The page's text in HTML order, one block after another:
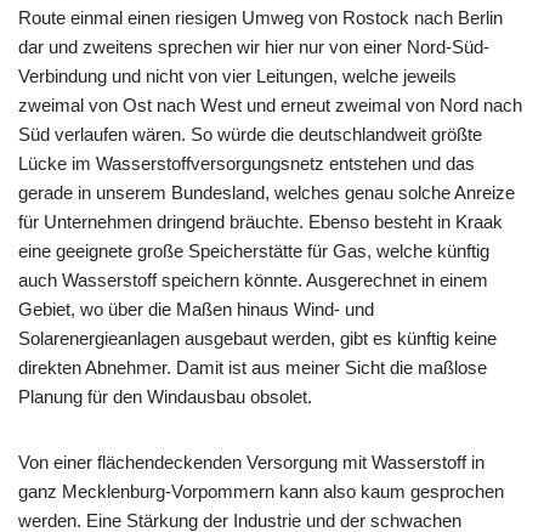
Route einmal einen riesigen Umweg von Rostock nach Berlin
dar und zweitens sprechen wir hier nur von einer Nord-Süd-
Verbindung und nicht von vier Leitungen, welche jeweils
zweimal von Ost nach West und erneut zweimal von Nord nach
Süd verlaufen wären. So würde die deutschlandweit größte
Lücke im Wasserstoffversorgungsnetz entstehen und das
gerade in unserem Bundesland, welches genau solche Anreize
für Unternehmen dringend bräuchte. Ebenso besteht in Kraak
eine geeignete große Speicherstätte für Gas, welche künftig
auch Wasserstoff speichern könnte. Ausgerechnet in einem
Gebiet, wo über die Maßen hinaus Wind- und
Solarenergieanlagen ausgebaut werden, gibt es künftig keine
direkten Abnehmer. Damit ist aus meiner Sicht die maßlose
Planung für den Windausbau obsolet.
Von einer flächendeckenden Versorgung mit Wasserstoff in
ganz Mecklenburg-Vorpommern kann also kaum gesprochen
werden. Eine Stärkung der Industrie und der schwachen